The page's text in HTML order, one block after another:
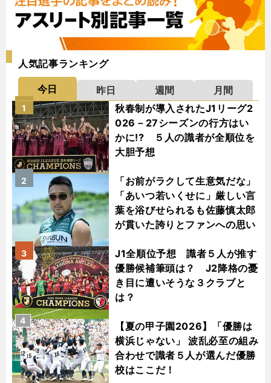
人気記事ランキング
今日 昨日 週間
月間
秋春制が導入されたJ1リーグ2
026－27シーズンの行方はい
かに!? ５人の識者が全順位を
大胆予想
1
「お前がラクして生意気だな」
「あいつ若いくせに」厳しい言
葉を浴びせられるも佐藤慎太郎
が貫いた誇りとファンへの思い
2
J1全順位予想 識者５人が推す
優勝候補筆頭は？ J2降格の憂
き目に遭いそうな３クラブと
は？
3
【夏の甲子園2026】「優勝は
横浜じゃない」 波乱必至の組み
合わせで識者５人が選んだ優勝
校はここだ！
4